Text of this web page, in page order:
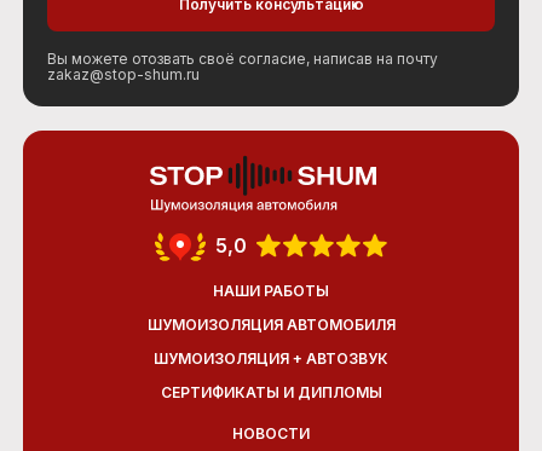
Вы можете отозвать своё согласие, написав на почту
zakaz@stop-shum.ru
5,0
НАШИ РАБОТЫ
ШУМОИЗОЛЯЦИЯ АВТОМОБИЛЯ
ШУМОИЗОЛЯЦИЯ + АВТОЗВУК
СЕРТИФИКАТЫ И ДИПЛОМЫ
НОВОСТИ